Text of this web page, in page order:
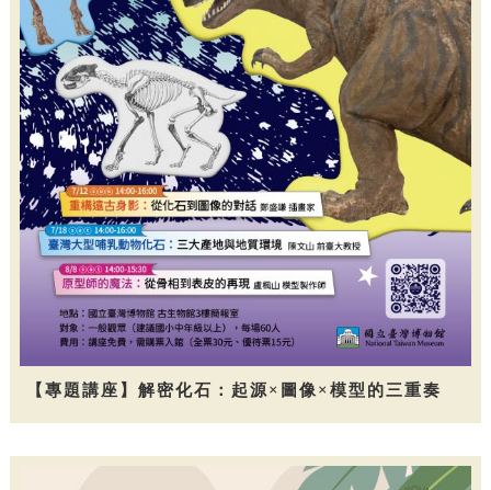
【專題講座】解密化石：起源×圖像×模型的三重奏